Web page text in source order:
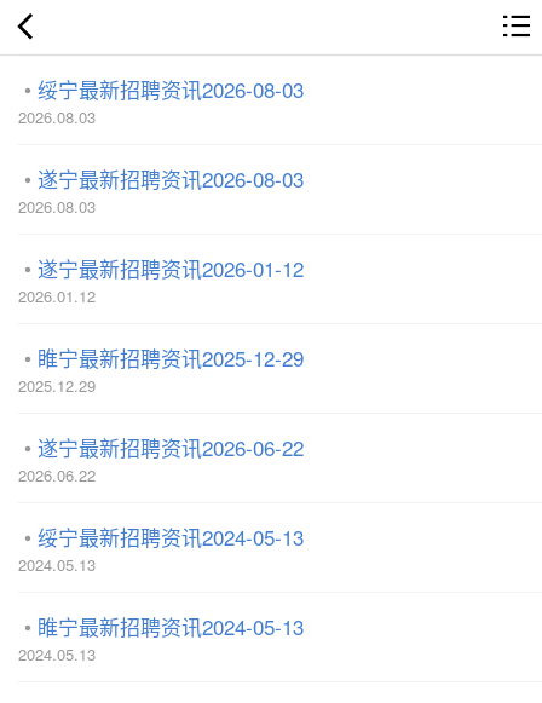
绥宁最新招聘资讯2026-08-03
2026.08.03
遂宁最新招聘资讯2026-08-03
2026.08.03
遂宁最新招聘资讯2026-01-12
2026.01.12
睢宁最新招聘资讯2025-12-29
2025.12.29
遂宁最新招聘资讯2026-06-22
2026.06.22
绥宁最新招聘资讯2024-05-13
2024.05.13
睢宁最新招聘资讯2024-05-13
2024.05.13